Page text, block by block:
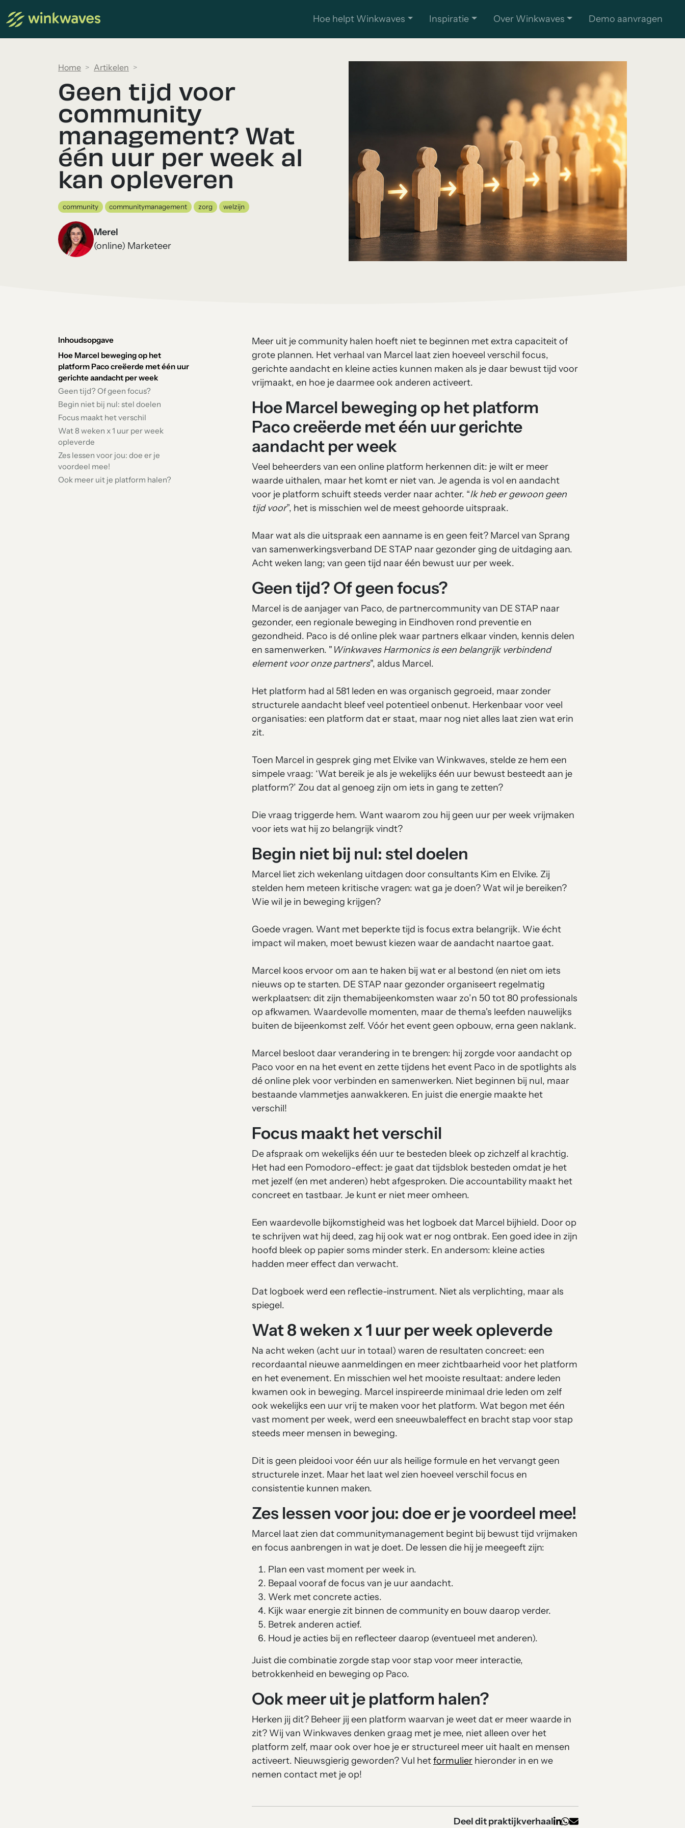
Hoe helpt Winkwaves Inspiratie Over Winkwaves Demo aanvragen
Home Artikelen
Geen tijd voor
community
management? Wat
één uur per week al
kan opleveren
community communitymanagement zorg welzijn
Merel
(online) Marketeer
Inhoudsopgave
Hoe Marcel beweging op het
platform Paco creëerde met één uur
gerichte aandacht per week
Geen tijd? Of geen focus?
Begin niet bij nul: stel doelen
Focus maakt het verschil
Wat 8 weken x 1 uur per week
opleverde
Zes lessen voor jou: doe er je
voordeel mee!
Ook meer uit je platform halen?
Meer uit je community halen hoeft niet te beginnen met extra capaciteit of
grote plannen. Het verhaal van Marcel laat zien hoeveel verschil focus,
gerichte aandacht en kleine acties kunnen maken als je daar bewust tijd voor
vrijmaakt, en hoe je daarmee ook anderen activeert.
Hoe Marcel beweging op het platform
Paco creëerde met één uur gerichte
aandacht per week
Veel beheerders van een online platform herkennen dit: je wilt er meer
waarde uithalen, maar het komt er niet van. Je agenda is vol en aandacht
voor je platform schuift steeds verder naar achter. “Ik heb er gewoon geen
tijd voor”, het is misschien wel de meest gehoorde uitspraak.
Maar wat als die uitspraak een aanname is en geen feit? Marcel van Sprang
van samenwerkingsverband DE STAP naar gezonder ging de uitdaging aan.
Acht weken lang; van geen tijd naar één bewust uur per week.
Geen tijd? Of geen focus?
Marcel is de aanjager van Paco, de partnercommunity van DE STAP naar
gezonder, een regionale beweging in Eindhoven rond preventie en
gezondheid. Paco is dé online plek waar partners elkaar vinden, kennis delen
en samenwerken. " Winkwaves Harmonics is een belangrijk verbindend
element voor onze partners", aldus Marcel.
Het platform had al 581 leden en was organisch gegroeid, maar zonder
structurele aandacht bleef veel potentieel onbenut. Herkenbaar voor veel
organisaties: een platform dat er staat, maar nog niet alles laat zien wat erin
zit.
Toen Marcel in gesprek ging met Elvike van Winkwaves, stelde ze hem een
simpele vraag: ‘Wat bereik je als je wekelijks één uur bewust besteedt aan je
platform?’ Zou dat al genoeg zijn om iets in gang te zetten?
Die vraag triggerde hem. Want waarom zou hij geen uur per week vrijmaken
voor iets wat hij zo belangrijk vindt?
Begin niet bij nul: stel doelen
Marcel liet zich wekenlang uitdagen door consultants Kim en Elvike. Zij
stelden hem meteen kritische vragen: wat ga je doen? Wat wil je bereiken?
Wie wil je in beweging krijgen?
Goede vragen. Want met beperkte tijd is focus extra belangrijk. Wie écht
impact wil maken, moet bewust kiezen waar de aandacht naartoe gaat.
Marcel koos ervoor om aan te haken bij wat er al bestond (en niet om iets
nieuws op te starten. DE STAP naar gezonder organiseert regelmatig
werkplaatsen: dit zijn themabijeenkomsten waar zo’n 50 tot 80 professionals
op afkwamen. Waardevolle momenten, maar de thema's leefden nauwelijks
buiten de bijeenkomst zelf. Vóór het event geen opbouw, erna geen naklank.
Marcel besloot daar verandering in te brengen: hij zorgde voor aandacht op
Paco voor en na het event en zette tijdens het event Paco in de spotlights als
dé online plek voor verbinden en samenwerken. Niet beginnen bij nul, maar
bestaande vlammetjes aanwakkeren. En juist die energie maakte het
verschil!
Focus maakt het verschil
De afspraak om wekelijks één uur te besteden bleek op zichzelf al krachtig.
Het had een Pomodoro-effect: je gaat dat tijdsblok besteden omdat je het
met jezelf (en met anderen) hebt afgesproken. Die accountability maakt het
concreet en tastbaar. Je kunt er niet meer omheen.
Een waardevolle bijkomstigheid was het logboek dat Marcel bijhield. Door op
te schrijven wat hij deed, zag hij ook wat er nog ontbrak. Een goed idee in zijn
hoofd bleek op papier soms minder sterk. En andersom: kleine acties
hadden meer effect dan verwacht.
Dat logboek werd een reflectie-instrument. Niet als verplichting, maar als
spiegel.
Wat 8 weken x 1 uur per week opleverde
Na acht weken (acht uur in totaal) waren de resultaten concreet: een
recordaantal nieuwe aanmeldingen en meer zichtbaarheid voor het platform
en het evenement. En misschien wel het mooiste resultaat: andere leden
kwamen ook in beweging. Marcel inspireerde minimaal drie leden om zelf
ook wekelijks een uur vrij te maken voor het platform. Wat begon met één
vast moment per week, werd een sneeuwbaleffect en bracht stap voor stap
steeds meer mensen in beweging.
Dit is geen pleidooi voor één uur als heilige formule en het vervangt geen
structurele inzet. Maar het laat wel zien hoeveel verschil focus en
consistentie kunnen maken.
Zes lessen voor jou: doe er je voordeel mee!
Marcel laat zien dat communitymanagement begint bij bewust tijd vrijmaken
en focus aanbrengen in wat je doet. De lessen die hij je meegeeft zijn:
Plan een vast moment per week in.
Bepaal vooraf de focus van je uur aandacht.
Werk met concrete acties.
Kijk waar energie zit binnen de community en bouw daarop verder.
Betrek anderen actief.
Houd je acties bij en reflecteer daarop (eventueel met anderen).
Juist die combinatie zorgde stap voor stap voor meer interactie,
betrokkenheid en beweging op Paco.
Ook meer uit je platform halen?
Herken jij dit? Beheer jij een platform waarvan je weet dat er meer waarde in
zit? Wij van Winkwaves denken graag met je mee, niet alleen over het
platform zelf, maar ook over hoe je er structureel meer uit haalt en mensen
activeert. Nieuwsgierig geworden? Vul hetformulier hieronder in en we
nemen contact met je op!
Deel dit praktijkverhaal